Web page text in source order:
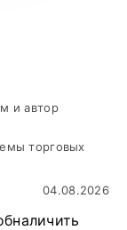
и автор
торговых
04.08.2026